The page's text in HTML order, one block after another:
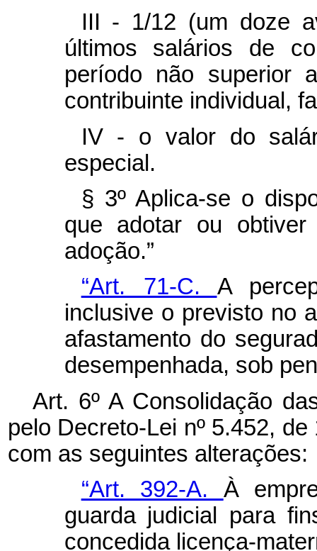
III - 1/12 (um doze
últimos salários de
período não superior
contribuinte individual,
IV - o valor do
especial.
§ 3º Aplica-se o
que adotar ou
adoção.”
“Art. 71-C. A
inclusive o previsto no
afastamento do
desempenhada, sob
Art. 6º A Consolidação
pelo Decreto-Lei nº 5.452,
com as seguintes alterações:
“Art. 392-A. À
guarda judicial para
concedida licença-